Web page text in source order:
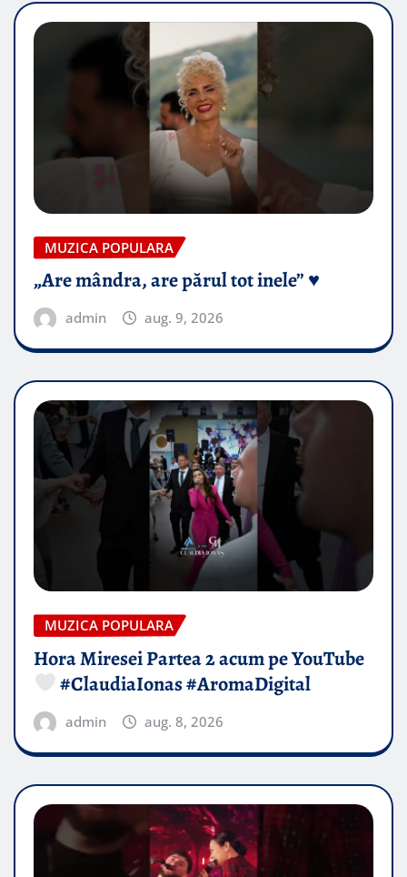
MUZICA POPULARA
„Are mândra, are părul tot inele” ♥️
admin aug. 9, 2026
MUZICA POPULARA
Hora Miresei Partea 2 acum pe YouTube
#ClaudiaIonas #AromaDigital
admin aug. 8, 2026